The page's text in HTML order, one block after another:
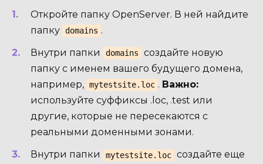
Откройте папку OpenServer. В ней найдите
папку domains .
Внутри папки domains
создайте новую
папку с именем вашего будущего домена,
например, mytestsite.loc . Важно:
используйте суффиксы .loc, .test или
другие, которые не пересекаются с
реальными доменными зонами.
Внутри папки mytestsite.loc создайте еще